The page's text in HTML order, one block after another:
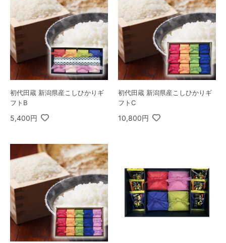
初代田蔵 新潟県産こしひかりギ
フトB
5,400円
初代田蔵 新潟県産こしひかりギ
フトC
10,800円